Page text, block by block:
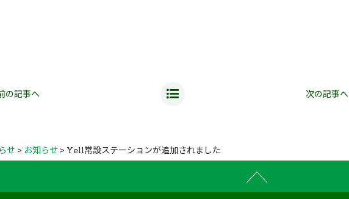
の記事へ 次の記事へ
せ > お知らせ > Yell常設ステーションが追加されました